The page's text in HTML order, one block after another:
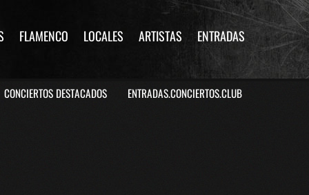
FLAMENCO LOCALES ARTISTAS ENTRADAS
CONCIERTOS DESTACADOS ENTRADAS.CONCIERTOS.CLUB